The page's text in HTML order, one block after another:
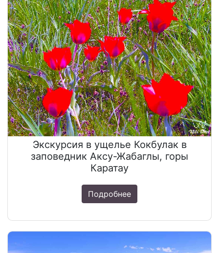
Экскурсия в ущелье Кокбулак в
заповедник Аксу-Жабаглы, горы
Каратау
Подробнее